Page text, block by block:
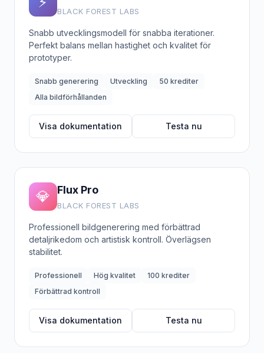
BLACK FOREST LABS
Snabb utvecklingsmodell för snabba iterationer.
Perfekt balans mellan hastighet och kvalitet för
prototyper.
Snabb generering Utveckling
50 krediter
Alla bildförhållanden
Visa dokumentation Testa nu
💎 Flux Pro
BLACK FOREST LABS
Professionell bildgenerering med förbättrad
detaljrikedom och artistisk kontroll. Överlägsen
stabilitet.
Professionell Hög kvalitet
100 krediter
Förbättrad kontroll
Visa dokumentation Testa nu